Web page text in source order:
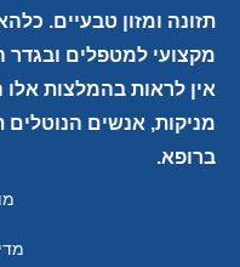
תזונה ומזון טבעיים.
מקצועי למטפלים
אין לראות בהמלצות אלו
מניקות, אנשים הנוטלים
ברופא.